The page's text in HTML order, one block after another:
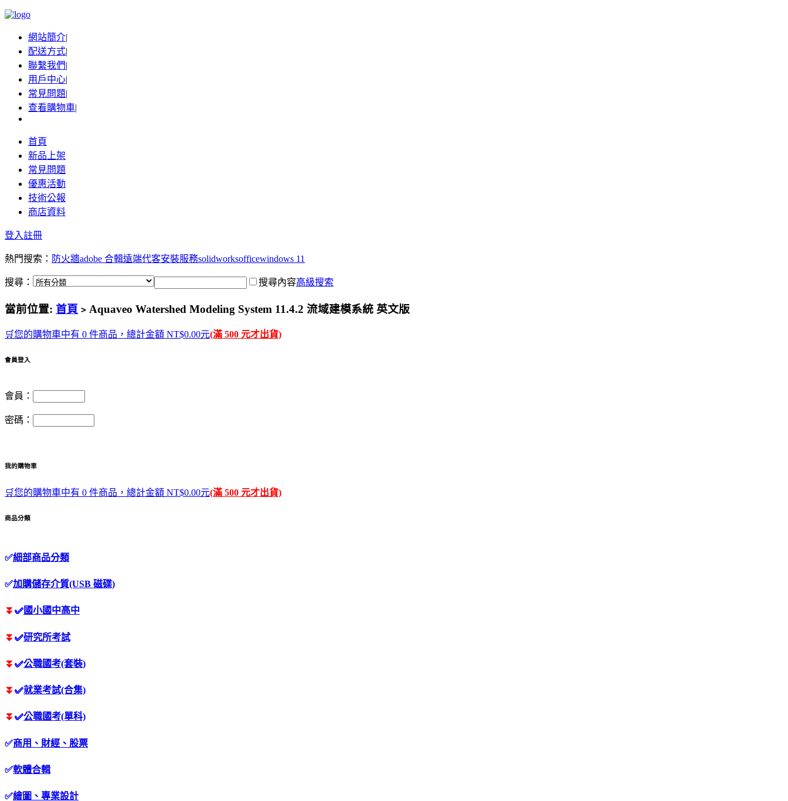
網站簡介|
配送方式|
聯繫我們|
用戶中心|
常見問題|
查看購物車|
首頁
新品上架
常見問題
優惠活動
技術公報
商店資料
登入註冊
熱門搜索： 防火牆adobe 合輯遠端代客安裝服務solidworksofficewindows 11
搜尋： 搜尋內容高級搜索
當前位置: 首頁 > Aquaveo Watershed Modeling System 11.4.2 流域建模系統 英文版
🛒您的購物車中有 0 件商品，總計金額 NT$0.00元(滿 500 元才出貨)
會員登入
會員：
密碼：
我的購物車
🛒您的購物車中有 0 件商品，總計金額 NT$0.00元(滿 500 元才出貨)
商品分類
✅細部商品分類
✅加購儲存介質(USB 磁碟)
⏬ ✅國小國中高中
⏬ ✅研究所考試
⏬ ✅公職國考(套裝)
⏬ ✅就業考試(合集)
⏬ ✅公職國考(單科)
✅商用、財經、股票
✅軟體合輯
✅繪圖、專業設計